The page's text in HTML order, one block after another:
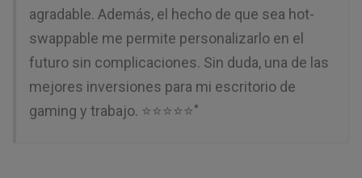
agradable. Además, el hecho de que sea hot-
swappable me permite personalizarlo en el
futuro sin complicaciones. Sin duda, una de las
mejores inversiones para mi escritorio de
gaming y trabajo. ⭐⭐⭐⭐⭐"